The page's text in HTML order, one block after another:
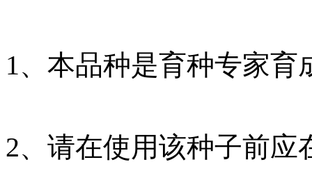
1、本品种是育种专家
2、请在使用该种子前